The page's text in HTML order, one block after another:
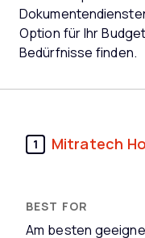
Option für Ihr
Bedürfnisse finden.
1 Mitratech
Am besten